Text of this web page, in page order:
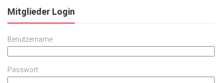
Mitglieder Login
Benutzername
Passwort